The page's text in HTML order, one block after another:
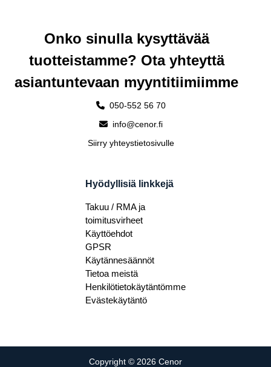
Onko sinulla kysyttävää
tuotteistamme? Ota yhteyttä
asiantuntevaan myyntitiimiimme
050-552 56 70
info@cenor.fi
Siirry yhteystietosivulle
Hyödyllisiä linkkejä
Takuu / RMA ja
toimitusvirheet
Käyttöehdot
GPSR
Käytännesäännöt
Tietoa meistä
Henkilötietokäytäntömme
Evästekäytäntö
Copyright © 2026 Cenor